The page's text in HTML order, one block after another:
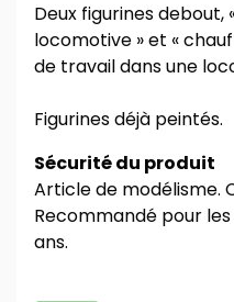
Deux figurines debout,
locomotive » et «
de travail dans une
Figurines déjà peintés.
Sécurité du produit
Article de modélisme.
Recommandé pour
ans.